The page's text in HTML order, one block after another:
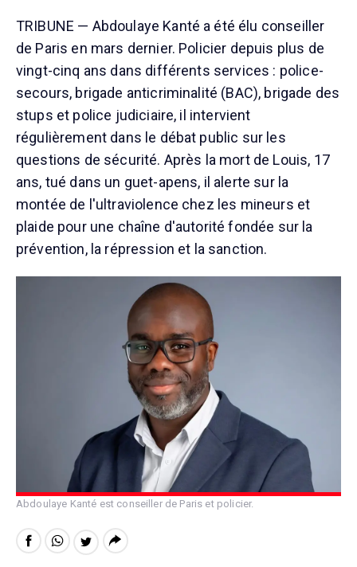
TRIBUNE — Abdoulaye Kanté a été élu conseiller
de Paris en mars dernier. Policier depuis plus de
vingt-cinq ans dans différents services : police-
secours, brigade anticriminalité (BAC), brigade des
stups et police judiciaire, il intervient
régulièrement dans le débat public sur les
questions de sécurité. Après la mort de Louis, 17
ans, tué dans un guet-apens, il alerte sur la
montée de l'ultraviolence chez les mineurs et
plaide pour une chaîne d'autorité fondée sur la
prévention, la répression et la sanction.
Abdoulaye Kanté est conseiller de Paris et policier.